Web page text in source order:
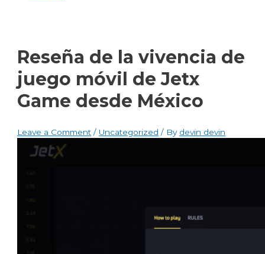
Reseña de la vivencia de
juego móvil de Jetx
Game desde México
Leave a Comment / Uncategorized / By devin devin